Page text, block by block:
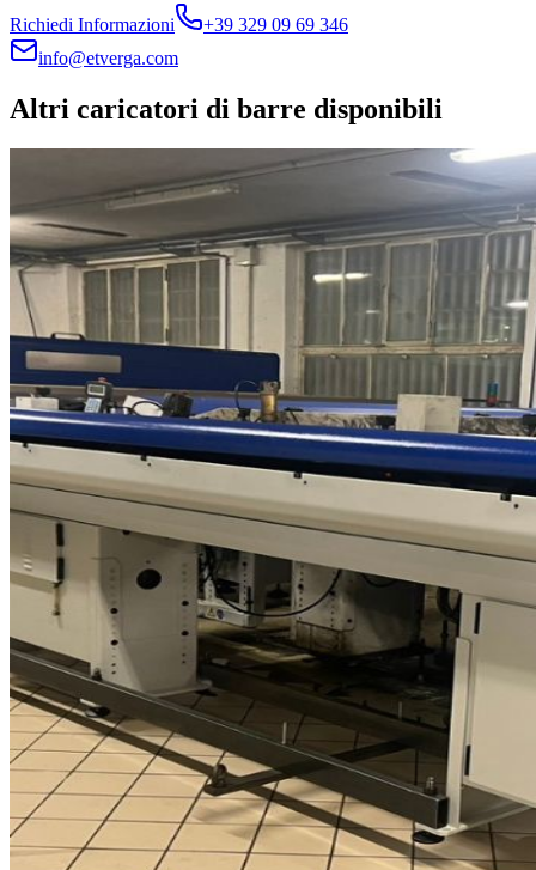
Richiedi Informazioni
+39 329 09 69 346
info@etverga.com
Altri caricatori di barre disponibili